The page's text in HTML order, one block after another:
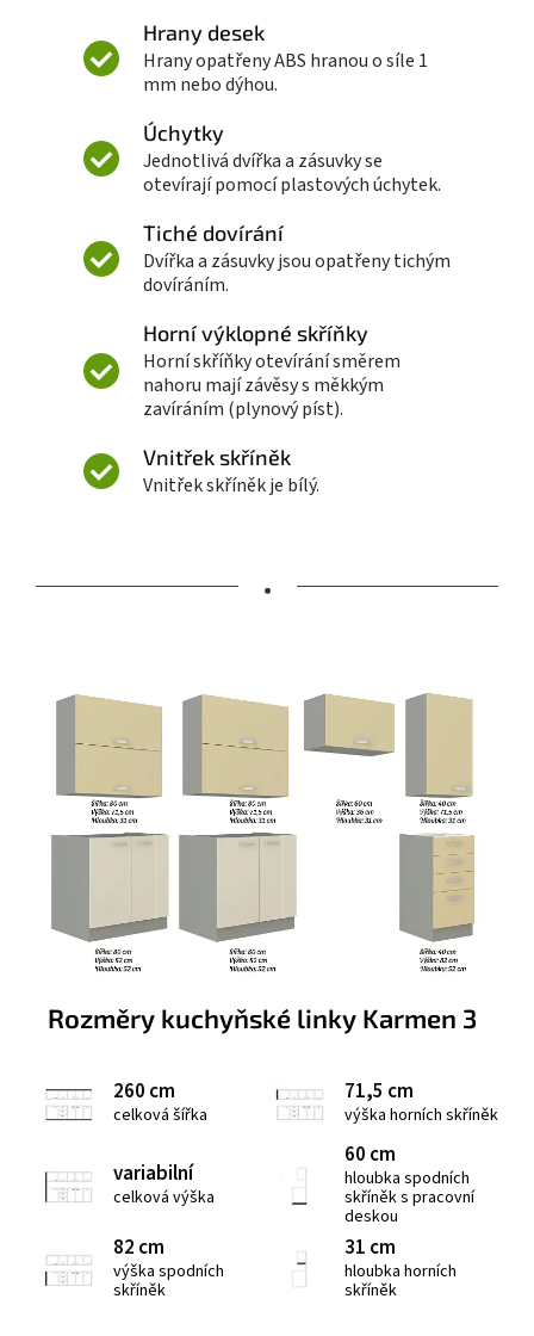
Hrany desek
Hrany opatřeny ABS hranou o síle 1
mm nebo dýhou.
Úchytky
Jednotlivá dvířka a zásuvky se
otevírají pomocí plastových úchytek.
Tiché dovírání
Dvířka a zásuvky jsou opatřeny tichým
dovíráním.
Horní výklopné skříňky
Horní skříňky otevírání směrem
nahoru mají závěsy s měkkým
zavíráním (plynový píst).
Vnitřek skříněk
Vnitřek skříněk je bílý.
•
Rozměry kuchyňské linky Karmen 3
260 cm
celková šířka
71,5 cm
výška horních skříněk
variabilní
celková výška
60 cm
hloubka spodních
skříněk s pracovní
deskou
82 cm
výška spodních
skříněk
31 cm
hloubka horních
skříněk